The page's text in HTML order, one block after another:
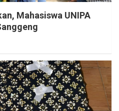
Mahasiswa UNIPA